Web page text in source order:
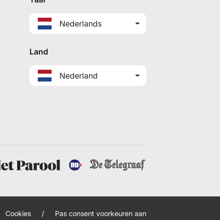
Nederlands
Land
Nederland
Cookies / Pas consent voorkeuren aan